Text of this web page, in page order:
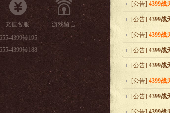
充值客服
游戏留言
4399转195
4399转188
[公告] 4399战
[公告] 4399战
[公告] 4399战
[公告] 4399战
[公告] 4399战
[公告] 4399战
[公告] 4399战
[公告] 4399战